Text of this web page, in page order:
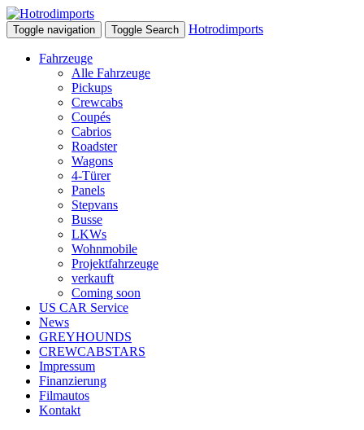
Toggle navigation Toggle Search Hotrodimports
Fahrzeuge
Alle Fahrzeuge
Pickups
Crewcabs
Coupés
Cabrios
Roadster
Wagons
4-Türer
Panels
Stepvans
Busse
LKWs
Wohnmobile
Projektfahrzeuge
verkauft
Coming soon
US CAR Service
News
GREYHOUNDS
CREWCABSTARS
Impressum
Finanzierung
Filmautos
Kontakt